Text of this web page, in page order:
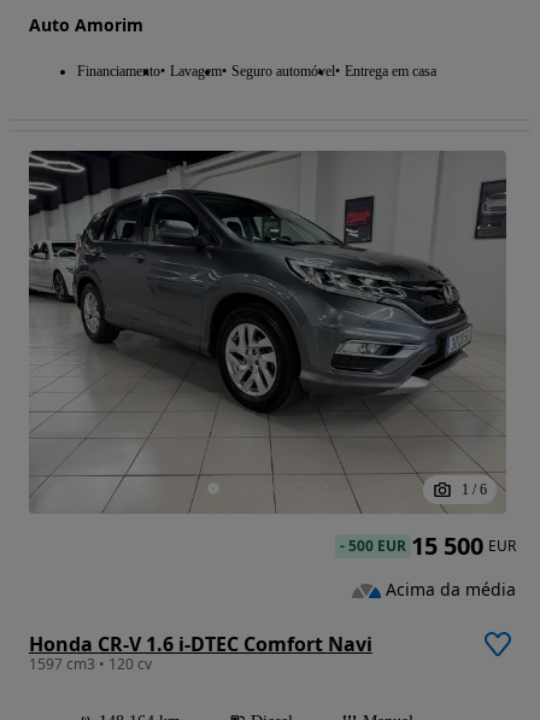
Auto Amorim
Financiamento Lavagem Seguro automóvel Entrega em casa
1 / 6
Honda CR-V 1.6 i-DTEC Comfort Navi
1597 cm3 • 120 cv
-500 EUR 15 500 EUR
Acima da média